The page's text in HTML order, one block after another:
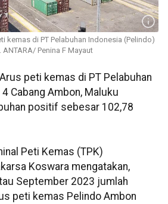
kemas di PT Pelabuhan Indonesia (Pelindo)
Penina F Mayaut
peti kemas di PT Pelabuhan
Cabang Ambon, Maluku
positif sebesar 102,78
Peti Kemas (TPK)
Koswara mengatakan,
September 2023 jumlah
peti kemas Pelindo Ambon